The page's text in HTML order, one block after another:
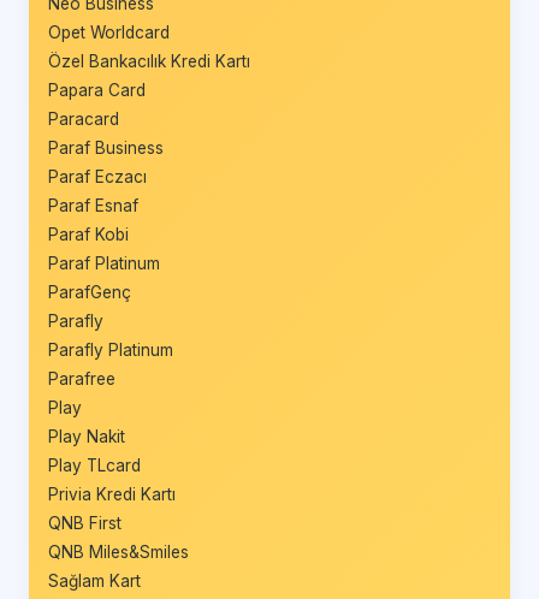
Neo Business
Opet Worldcard
Özel Bankacılık Kredi Kartı
Papara Card
Paracard
Paraf Business
Paraf Eczacı
Paraf Esnaf
Paraf Kobi
Paraf Platinum
ParafGenç
Parafly
Parafly Platinum
Parafree
Play
Play Nakit
Play TLcard
Privia Kredi Kartı
QNB First
QNB Miles&Smiles
Sağlam Kart